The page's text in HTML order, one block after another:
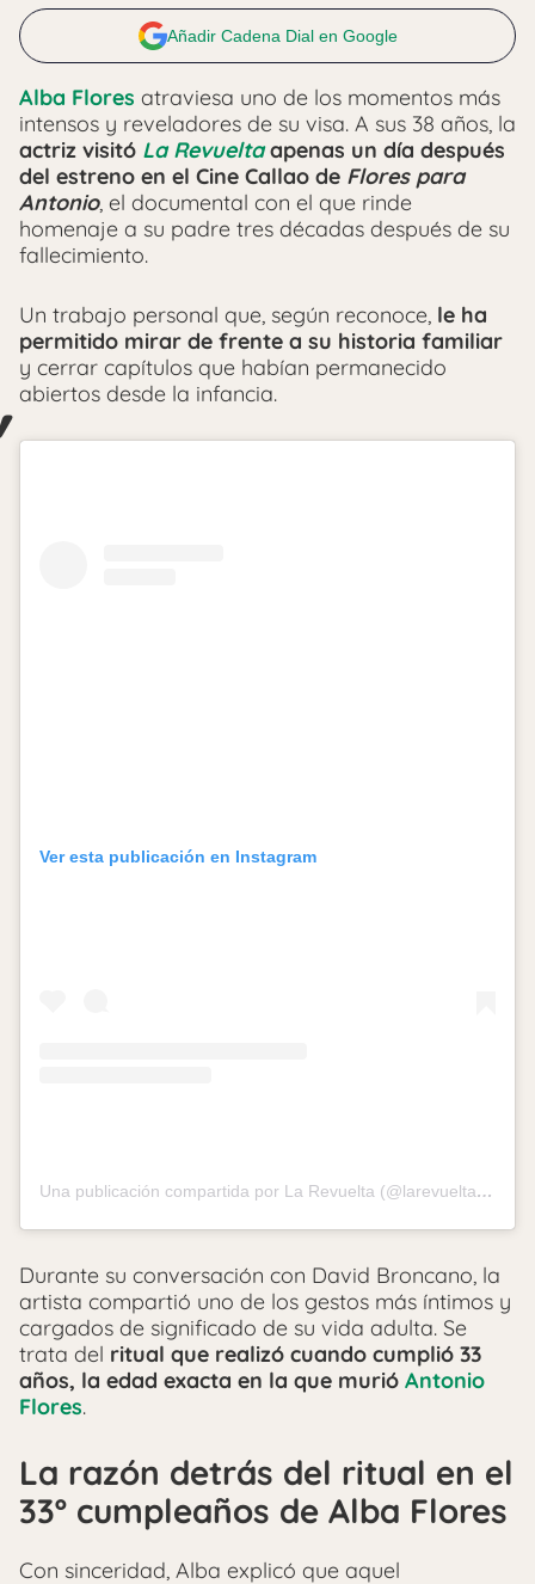
Añadir Cadena Dial en Google
Alba Flores atraviesa uno de los momentos más
intensos y reveladores de su visa. A sus 38 años, la
actriz visitó La Revueltaapenas un día después
del estreno en el Cine Callao de Flores para
Antonio, el documental con el que rinde
homenaje a su padre tres décadas después de su
fallecimiento.
Un trabajo personal que, según reconoce, le ha
permitido mirar de frente a su historia familiar
y cerrar capítulos que habían permanecido
abiertos desde la infancia.
Ver esta publicación en Instagram
Una publicación compartida por La Revuelta (@larevuelta_tve)
Durante su conversación con David Broncano, la
artista compartió uno de los gestos más íntimos y
cargados de significado de su vida adulta. Se
trata del ritual que realizó cuando cumplió 33
años, la edad exacta en la que murió Antonio
Flores.
La razón detrás del ritual en el
33º cumpleaños de Alba Flores
Con sinceridad, Alba explicó que aquel